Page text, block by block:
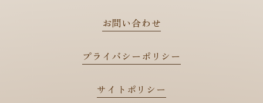
お問い合わせ
プライバシーポリシー
サイトポリシー